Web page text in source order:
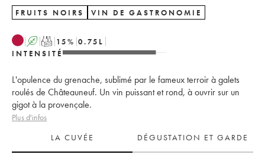
FRUITS NOIRS VIN DE GASTRONOMIE
A T 15% 0.75 L
INTENSITÉ
L'opulence du grenache, sublimé par le fameux terroir à galets
roulés de Châteauneuf. Un vin puissant et rond, à ouvrir sur un
gigot à la provençale.
Plus d'infos
LA CUVÉE
DÉGUSTATION ET GARDE